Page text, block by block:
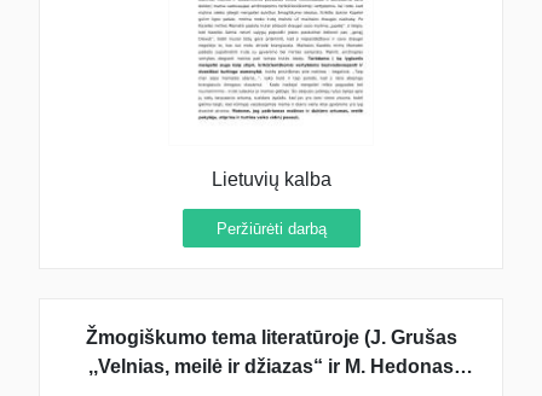
Lietuvių kalba
Peržiūrėti darbą
Žmogiškumo tema literatūroje (J. Grušas
,,Velnias, meilė ir džiazas“ ir M. Hedonas